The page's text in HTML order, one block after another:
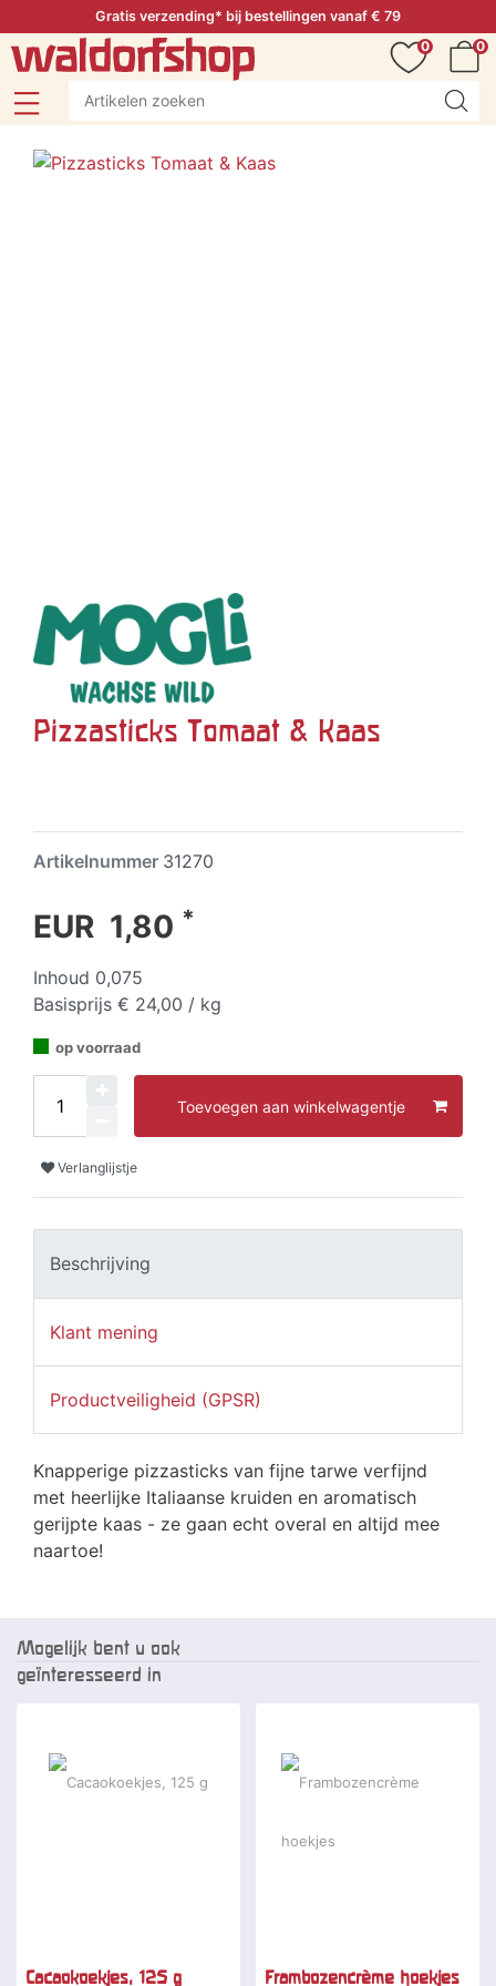
Gratis verzending* bij bestellingen vanaf € 79
0
0
Pizzasticks Tomaat & Kaas
Artikelnummer 31270
EUR 1,80 *
Inhoud 0,075
Basisprijs € 24,00 / kg
op voorraad
Toevoegen aan winkelwagentje
Verlanglijstje
Beschrijving
Klant mening
Productveiligheid (GPSR)
Knapperige pizzasticks van fijne tarwe verfijnd
met heerlijke Italiaanse kruiden en aromatisch
gerijpte kaas - ze gaan echt overal en altijd mee
naartoe!
Mogelijk bent u ook
geïnteresseerd in
Cacaokoekjes, 125 g Frambozencrème hoekjes